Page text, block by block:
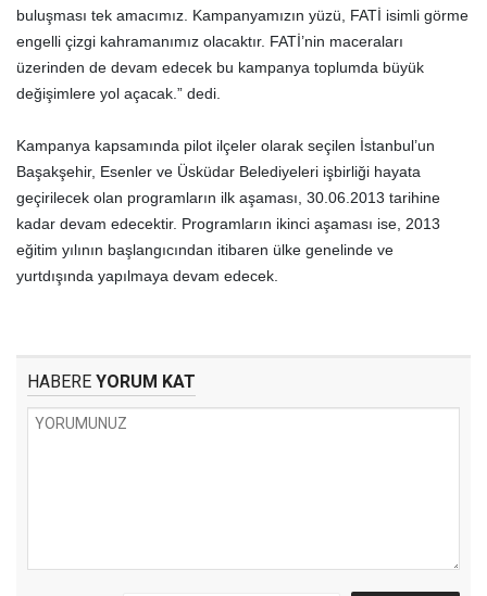
buluşması tek amacımız. Kampanyamızın yüzü, FATİ isimli görme
engelli çizgi kahramanımız olacaktır. FATİ’nin maceraları
üzerinden de devam edecek bu kampanya toplumda büyük
değişimlere yol açacak.” dedi.
Kampanya kapsamında pilot ilçeler olarak seçilen İstanbul’un
Başakşehir, Esenler ve Üsküdar Belediyeleri işbirliği hayata
geçirilecek olan programların ilk aşaması, 30.06.2013 tarihine
kadar devam edecektir. Programların ikinci aşaması ise, 2013
eğitim yılının başlangıcından itibaren ülke genelinde ve
yurtdışında yapılmaya devam edecek.
HABERE YORUM KAT